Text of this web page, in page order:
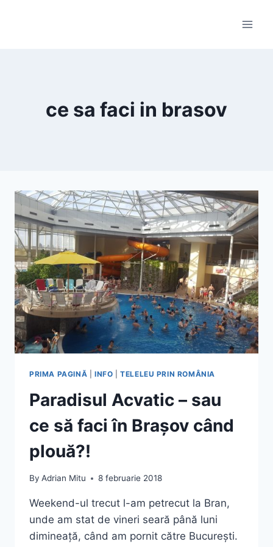
ce sa faci in brasov
PRIMA PAGINĂ INFO |TELELEU PRIN ROMÂNIA
Paradisul Acvatic – sau
ce să faci în Brașov când
plouă?!
By Adrian Mitu 8 februarie 2018
Weekend-ul trecut l-am petrecut la Bran,
unde am stat de vineri seară până luni
dimineață, când am pornit către București.